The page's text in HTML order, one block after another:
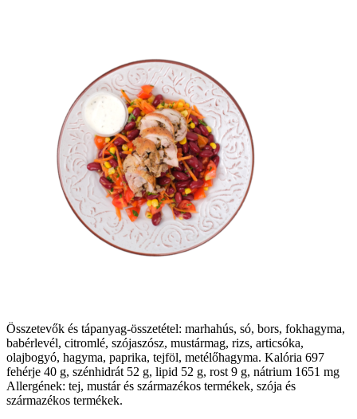
Összetevők és tápanyag-összetétel: marhahús, só, bors, fokhagyma,
babérlevél, citromlé, szójaszósz, mustármag, rizs, articsóka,
olajbogyó, hagyma, paprika, tejföl, metélőhagyma. Kalória 697
fehérje 40 g, szénhidrát 52 g, lipid 52 g, rost 9 g, nátrium 1651 mg
Allergének: tej, mustár és származékos termékek, szója és
származékos termékek.